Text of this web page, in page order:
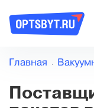
Главная